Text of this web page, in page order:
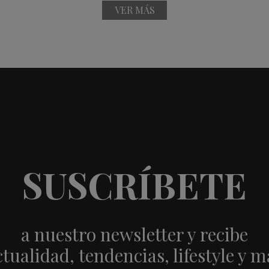
VER MÁS
SUSCRÍBETE
a nuestro newsletter y recibe
tendencias, lifestyle y